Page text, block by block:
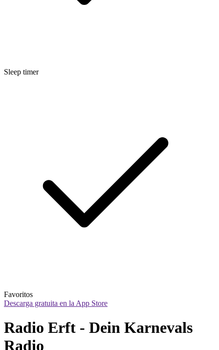
Sleep timer
Favoritos
Descarga gratuita en la App Store
Radio Erft - Dein Karnevals
Radio